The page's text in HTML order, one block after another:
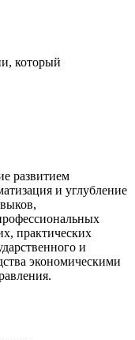
который
развитием
и углубление
практических
и
экономическими